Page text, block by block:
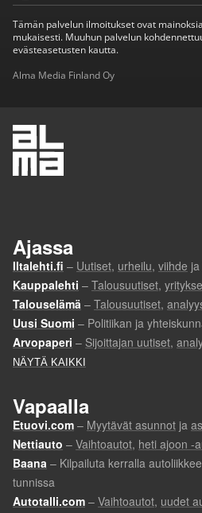
Tämän palvelun ilmoitukset ovat
mukaisesti. Muuhun palvelun
evästeasetusten kautta.
Alma Media Finland Oy